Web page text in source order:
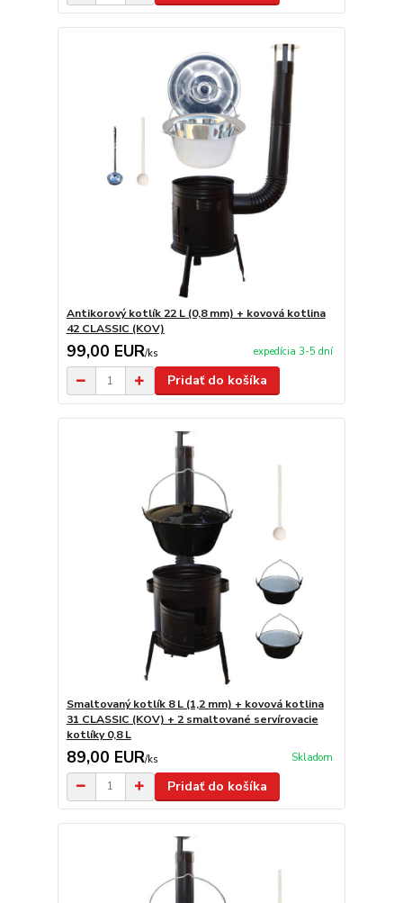
Antikorový kotlík 22 L (0,8 mm) + kovová kotlina
42 CLASSIC (KOV)
99,00 EUR/ks expedícia 3-5 dní
Pridať do košíka
Smaltovaný kotlík 8 L (1,2 mm) + kovová kotlina
31 CLASSIC (KOV) + 2 smaltované servírovacie
kotlíky 0,8 L
89,00 EUR/ks Skladom
Pridať do košíka